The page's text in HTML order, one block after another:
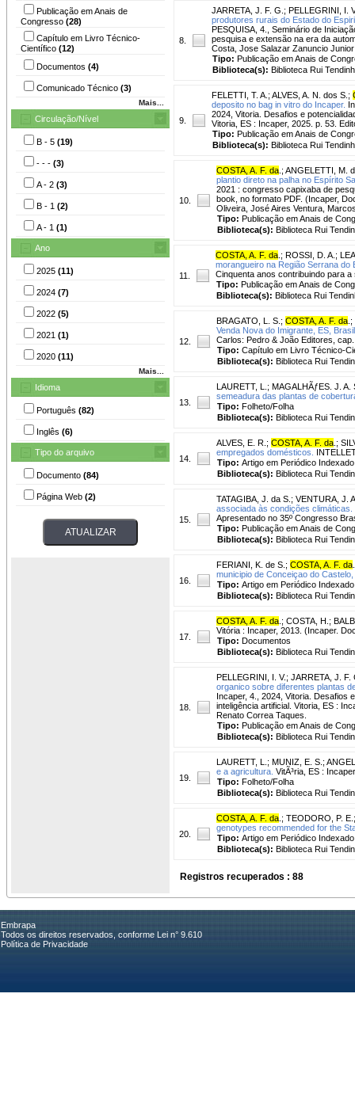
Publicação em Anais de
Congresso (28)
Capítulo em Livro Técnico-
Científico (12)
Documentos (4)
Comunicado Técnico (3)
Mais...
Circulação/Nível
B - 5 (19)
- - - (3)
A - 2 (3)
B - 1 (2)
A - 1 (1)
Ano
2025 (11)
2024 (7)
2022 (5)
2021 (1)
2020 (11)
Mais...
Idioma
Português (82)
Inglês (6)
Tipo do arquivo
Documento (84)
Página Web (2)
8.
JARRETA, J. F. G. ; PELLEGRINI, I.
produtores rurais do Estado do
PESQUISA, 4., Seminário de
pesquisa e extensão na era da
Costa, Jose Salazar Zanuncio
Tipo: Publicação em Anais de
Biblioteca(s): Biblioteca Rui
9.
FELETTI, T. A. ; ALVES, A. N. dos S. ;
deposito no bag in vitro do Incaper.
2024, Vitoria. Desafios e
Vitoria, ES : Incaper, 2025. p. 53.
Tipo: Publicação em Anais de
Biblioteca(s): Biblioteca Rui
10.
COSTA, A. F. da ; ANGELETTI, M.
plantio direto na palha no Espírito
2021 : congresso capixaba de
book, no formato PDF. (Incaper,
Oliveira, José Aires Ventura,
Tipo: Publicação em Anais de
Biblioteca(s): Biblioteca Rui
11.
COSTA, A. F. da ; ROSSI, D. A. ;
morangueiro na Região Serrana do
Cinquenta anos contribuindo para
Tipo: Publicação em Anais de
Biblioteca(s): Biblioteca Rui
12.
BRAGATO, L. S. ; COSTA, A. F. da ;
Venda Nova do Imigrante, ES,
Carlos: Pedro & João Editores,
Tipo: Capítulo em Livro Técnico-
Biblioteca(s): Biblioteca Rui
13.
LAURETT, L. ; MAGALHÃƒES. J. A.
semeadura das plantas de
Tipo: Folheto/Folha
Biblioteca(s): Biblioteca Rui
14.
ALVES, E. R. ; COSTA, A. F. da ;
empregados domésticos.
Tipo: Artigo em Periódico Indexado
Biblioteca(s): Biblioteca Rui
15.
TATAGIBA, J. da S. ; VENTURA, J.
associada às condições climáticas.
Apresentado no 35º Congresso
Tipo: Publicação em Anais de
Biblioteca(s): Biblioteca Rui
16.
FERIANI, K. de S. ; COSTA, A. F. da
municipio de Conceiçao do Castelo,
Tipo: Artigo em Periódico Indexado
Biblioteca(s): Biblioteca Rui
17.
COSTA, A. F. da ; COSTA, H. ;
Vitória : Incaper, 2013. (Incaper.
Tipo: Documentos
Biblioteca(s): Biblioteca Rui
18.
PELLEGRINI, I. V.; JARRETA, J. F.
organico sobre diferentes plantas
Incaper, 4., 2024, Vitoria. Desafios
inteligência artificial. Vitoria, ES :
Renato Correa Taques.
Tipo: Publicação em Anais de
Biblioteca(s): Biblioteca Rui
19.
LAURETT, L. ; MUNIZ, E. S. ;
e a agricultura. VitÃ³ria, ES :
Tipo: Folheto/Folha
Biblioteca(s): Biblioteca Rui
20.
COSTA, A. F. da ; TEODORO, P. E.
genotypes recommended for the
Tipo: Artigo em Periódico Indexado
Biblioteca(s): Biblioteca Rui
Registros recuperados : 88
Embrapa
Todos os direitos reservados, conforme Lei n° 9.610
Política de Privacidade